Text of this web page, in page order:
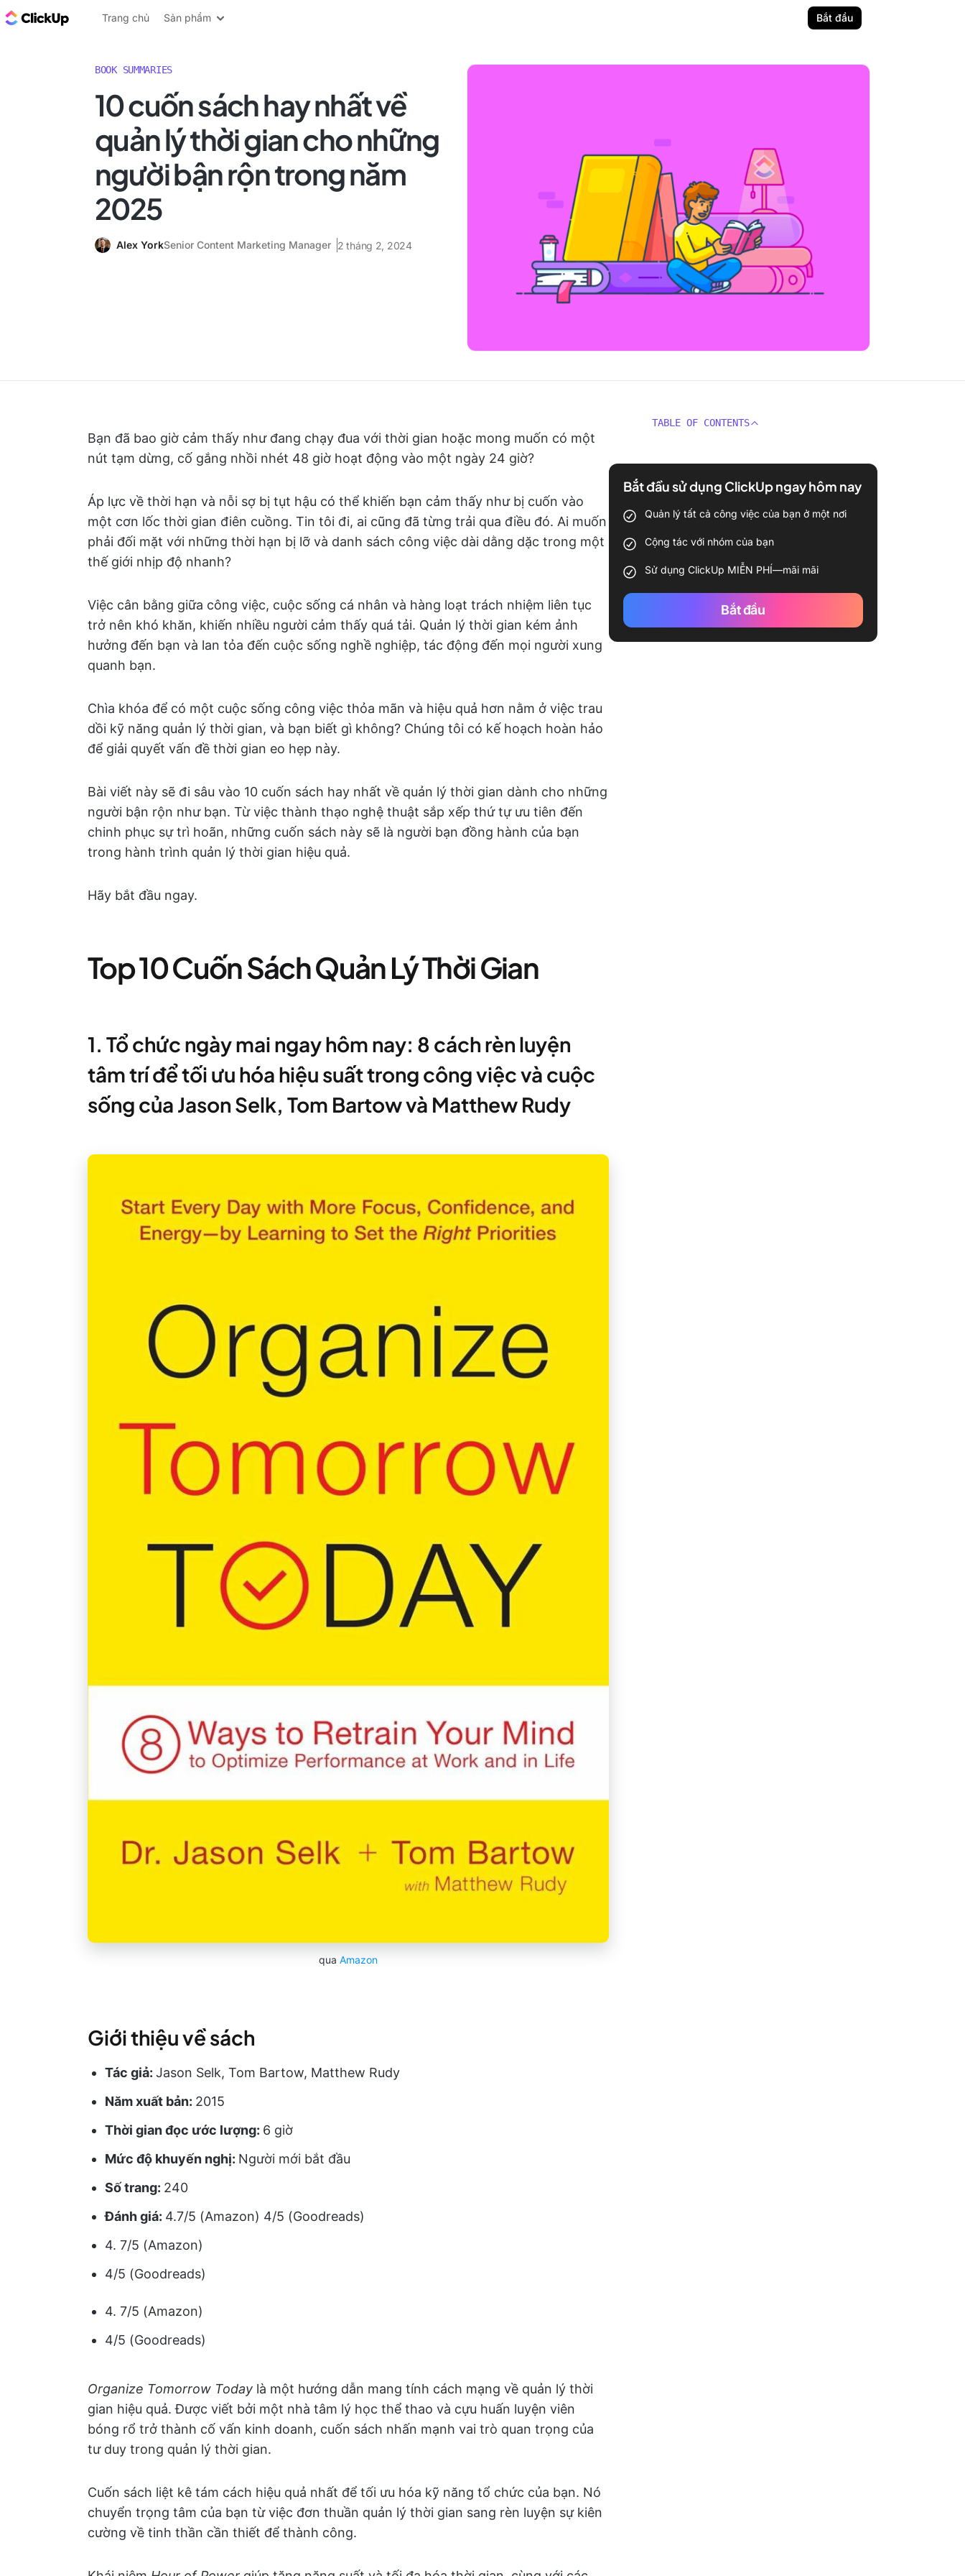
ClickUp Blog
Trang chủ Sản phẩm Bắt đầu
BOOK SUMMARIES
10 cuốn sách hay nhất về
quản lý thời gian cho những
người bận rộn trong năm
2025
Alex YorkSenior Content Marketing Manager 2 tháng 2, 2024
Bạn đã bao giờ cảm thấy như đang chạy đua với thời gian hoặc mong muốn có một
nút tạm dừng, cố gắng nhồi nhét 48 giờ hoạt động vào một ngày 24 giờ?
Áp lực về thời hạn và nỗi sợ bị tụt hậu có thể khiến bạn cảm thấy như bị cuốn vào
một cơn lốc thời gian điên cuồng. Tin tôi đi, ai cũng đã từng trải qua điều đó. Ai muốn
phải đối mặt với những thời hạn bị lỡ và danh sách công việc dài dằng dặc trong một
thế giới nhịp độ nhanh?
Việc cân bằng giữa công việc, cuộc sống cá nhân và hàng loạt trách nhiệm liên tục
trở nên khó khăn, khiến nhiều người cảm thấy quá tải. Quản lý thời gian kém ảnh
hưởng đến bạn và lan tỏa đến cuộc sống nghề nghiệp, tác động đến mọi người xung
quanh bạn.
Chìa khóa để có một cuộc sống công việc thỏa mãn và hiệu quả hơn nằm ở việc trau
dồi kỹ năng quản lý thời gian, và bạn biết gì không? Chúng tôi có kế hoạch hoàn hảo
để giải quyết vấn đề thời gian eo hẹp này.
Bài viết này sẽ đi sâu vào 10 cuốn sách hay nhất về quản lý thời gian dành cho những
người bận rộn như bạn. Từ việc thành thạo nghệ thuật sắp xếp thứ tự ưu tiên đến
chinh phục sự trì hoãn, những cuốn sách này sẽ là người bạn đồng hành của bạn
trong hành trình quản lý thời gian hiệu quả.
Hãy bắt đầu ngay.
Top 10 Cuốn Sách Quản Lý Thời Gian
1. Tổ chức ngày mai ngay hôm nay: 8 cách rèn luyện
tâm trí để tối ưu hóa hiệu suất trong công việc và cuộc
sống của Jason Selk, Tom Bartow và Matthew Rudy
qua Amazon
Giới thiệu về sách
Tác giả: Jason Selk, Tom Bartow, Matthew Rudy
Năm xuất bản: 2015
Thời gian đọc ước lượng: 6 giờ
Mức độ khuyến nghị: Người mới bắt đầu
Số trang: 240
Đánh giá: 4.7/5 (Amazon) 4/5 (Goodreads)
4. 7/5 (Amazon)
4/5 (Goodreads)
4. 7/5 (Amazon)
4/5 (Goodreads)
Organize Tomorrow Today là một hướng dẫn mang tính cách mạng về quản lý thời
gian hiệu quả. Được viết bởi một nhà tâm lý học thể thao và cựu huấn luyện viên
bóng rổ trở thành cố vấn kinh doanh, cuốn sách nhấn mạnh vai trò quan trọng của
tư duy trong quản lý thời gian.
Cuốn sách liệt kê tám cách hiệu quả nhất để tối ưu hóa kỹ năng tổ chức của bạn. Nó
chuyển trọng tâm của bạn từ việc đơn thuần quản lý thời gian sang rèn luyện sự kiên
cường về tinh thần cần thiết để thành công.
TABLE OF CONTENTS
Bắt đầu sử dụng ClickUp ngay hôm nay
Quản lý tất cả công việc của bạn ở một nơi
Cộng tác với nhóm của bạn
Sử dụng ClickUp MIỄN PHÍ—mãi mãi
Bắt đầu